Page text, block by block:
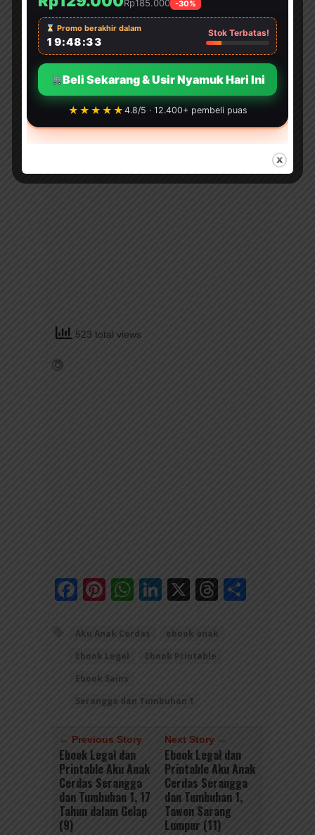
Jasa Ilustrasi
Jasa Ilustrasi Komik
Jasa Layout
Jasa Desain Grafis
Jasa Percetakan
523 total views
Facebook
Pinterest
WhatsApp
LinkedIn
X Threads
Aku Anak Cerdas
ebook anak
Ebook Legal
Ebook Printable
Ebook Sains
Serangga dan Tumbuhan 1
← Previous Story
Ebook Legal dan
Printable Aku Anak
Cerdas Serangga
dan Tumbuhan 1, 17
Tahun dalam Gelap
(9)
Next Story →
Ebook Legal dan
Printable Aku Anak
Cerdas Serangga
dan Tumbuhan 1,
Tawon Sarang
Lumpur (11)
Rp185.000 -30%
Promo berakhir dalam
19:48:31
Stok Terbatas!
Beli Sekarang & Usir Nyamuk Hari Ini
★★★★★ 4.8/5 · 12.400+ pembeli puas